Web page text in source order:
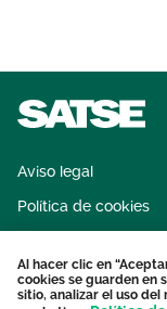
Aviso legal
Política de cookies
Protección datos
Al hacer clic en
cookies se guarden en
sitio, analizar el uso